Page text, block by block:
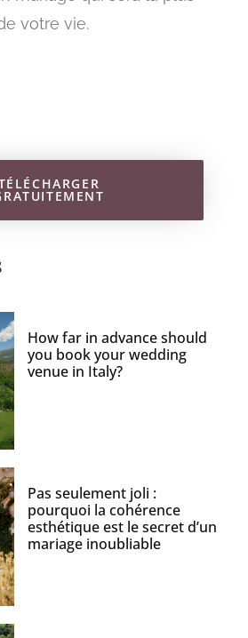
votre vie.
How far in advance should
you book your wedding
venue in Italy?
Pas seulement joli :
pourquoi la cohérence
esthétique est le secret d’un
mariage inoubliable